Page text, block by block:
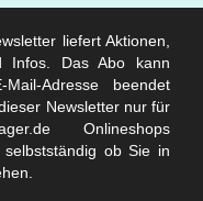
liefert Aktionen,
Infos. Das Abo kann
Adresse beendet
Newsletter nur für
Onlineshops
ob Sie in